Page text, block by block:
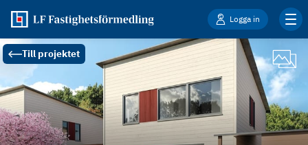
Logga in
Till projektet